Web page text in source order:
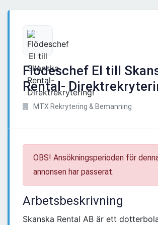
Flödeschef El till
Rental-
MTX Rekrytering & Bemanning
OBS! Ansökningsperioden för
annonsen har passerat.
Arbetsbeskrivning
Skanska Rental AB är ett